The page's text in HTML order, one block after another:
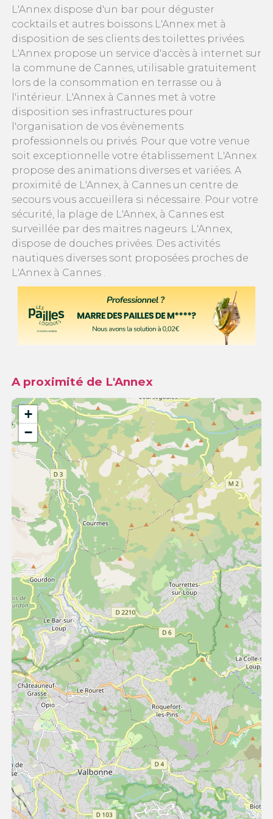
L'Annex dispose d'un bar pour déguster
cocktails et autres boissons L'Annex met à
disposition de ses clients des toilettes privées.
L'Annex propose un service d'accès à internet sur
la commune de Cannes, utilisable gratuitement
lors de la consommation en terrasse ou à
l'intérieur. L'Annex à Cannes met à votre
disposition ses infrastructures pour
l'organisation de vos évènements
professionnels ou privés. Pour que votre venue
soit exceptionnelle votre établissement L'Annex
propose des animations diverses et variées. A
proximité de L'Annex, à Cannes un centre de
secours vous accueillera si nécessaire. Pour votre
sécurité, la plage de L'Annex, à Cannes est
surveillée par des maitres nageurs. L'Annex,
dispose de douches privées. Des activités
nautiques diverses sont proposées proches de
L'Annex à Cannes .
A proximité de L'Annex
+
−